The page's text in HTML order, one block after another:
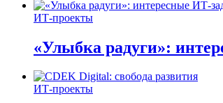
ИТ-проекты
«Улыбка радуги»:
ИТ-проекты